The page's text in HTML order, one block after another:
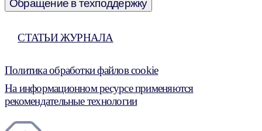
Обращение в техподдержку
СТАТЬИ ЖУРНАЛА
Политика обработки файлов cookie
На информационном ресурсе применяются
рекомендательные технологии